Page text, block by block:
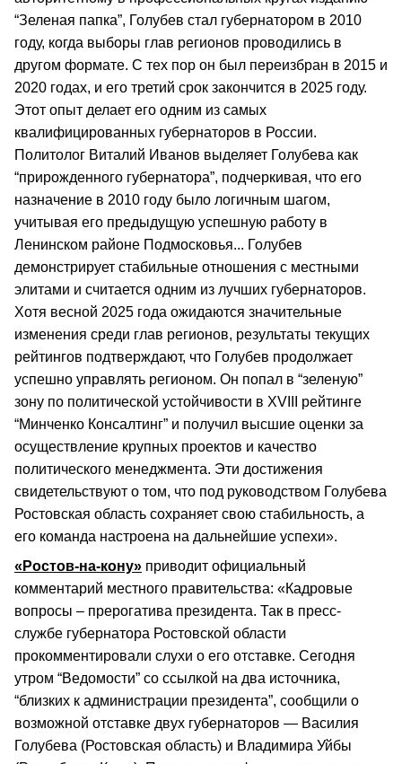
“Зеленая папка”, Голубев стал губернатором в 2010
году, когда выборы глав регионов проводились в
другом формате. С тех пор он был переизбран в 2015 и
2020 годах, и его третий срок закончится в 2025 году.
Этот опыт делает его одним из самых
квалифицированных губернаторов в России.
Политолог Виталий Иванов выделяет Голубева как
“прирожденного губернатора”, подчеркивая, что его
назначение в 2010 году было логичным шагом,
учитывая его предыдущую успешную работу в
Ленинском районе Подмосковья... Голубев
демонстрирует стабильные отношения с местными
элитами и считается одним из лучших губернаторов.
Хотя весной 2025 года ожидаются значительные
изменения среди глав регионов, результаты текущих
рейтингов подтверждают, что Голубев продолжает
успешно управлять регионом. Он попал в “зеленую”
зону по политической устойчивости в XVIII рейтинге
“Минченко Консалтинг” и получил высшие оценки за
осуществление крупных проектов и качество
политического менеджмента. Эти достижения
свидетельствуют о том, что под руководством Голубева
Ростовская область сохраняет свою стабильность, а
его команда настроена на дальнейшие успехи».
«Ростов-на-кону» приводит официальный
комментарий местного правительства: «Кадровые
вопросы – прерогатива президента. Так в пресс-
службе губернатора Ростовской области
прокомментировали слухи о его отставке. Сегодня
утром “Ведомости” со ссылкой на два источника,
“близких к администрации президента”, сообщили о
возможной отставке двух губернаторов — Василия
Голубева (Ростовская область) и Владимира Уйбы